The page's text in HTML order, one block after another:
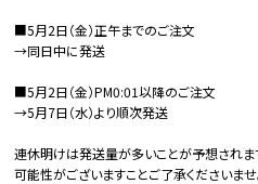
■5月2日（金）正午までのご注文
→同日中に発送
■5月2日（金）PM0:01以降のご注文
→5月7日（水）より順次発送
連休明けは発送量が多いことが予想されま
可能性がございますことご了承くださいませ